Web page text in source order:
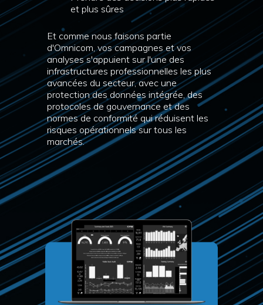
et plus sûres
Et comme nous faisons partie
d'Omnicom, vos campagnes et vos
analyses s'appuient sur l'une des
infrastructures professionnelles les plus
avancées du secteur, avec une
protection des données intégrée, des
protocoles de gouvernance et des
normes de conformité qui réduisent les
risques opérationnels sur tous les
marchés.